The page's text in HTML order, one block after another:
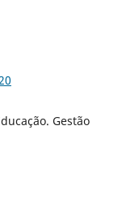
Gestão